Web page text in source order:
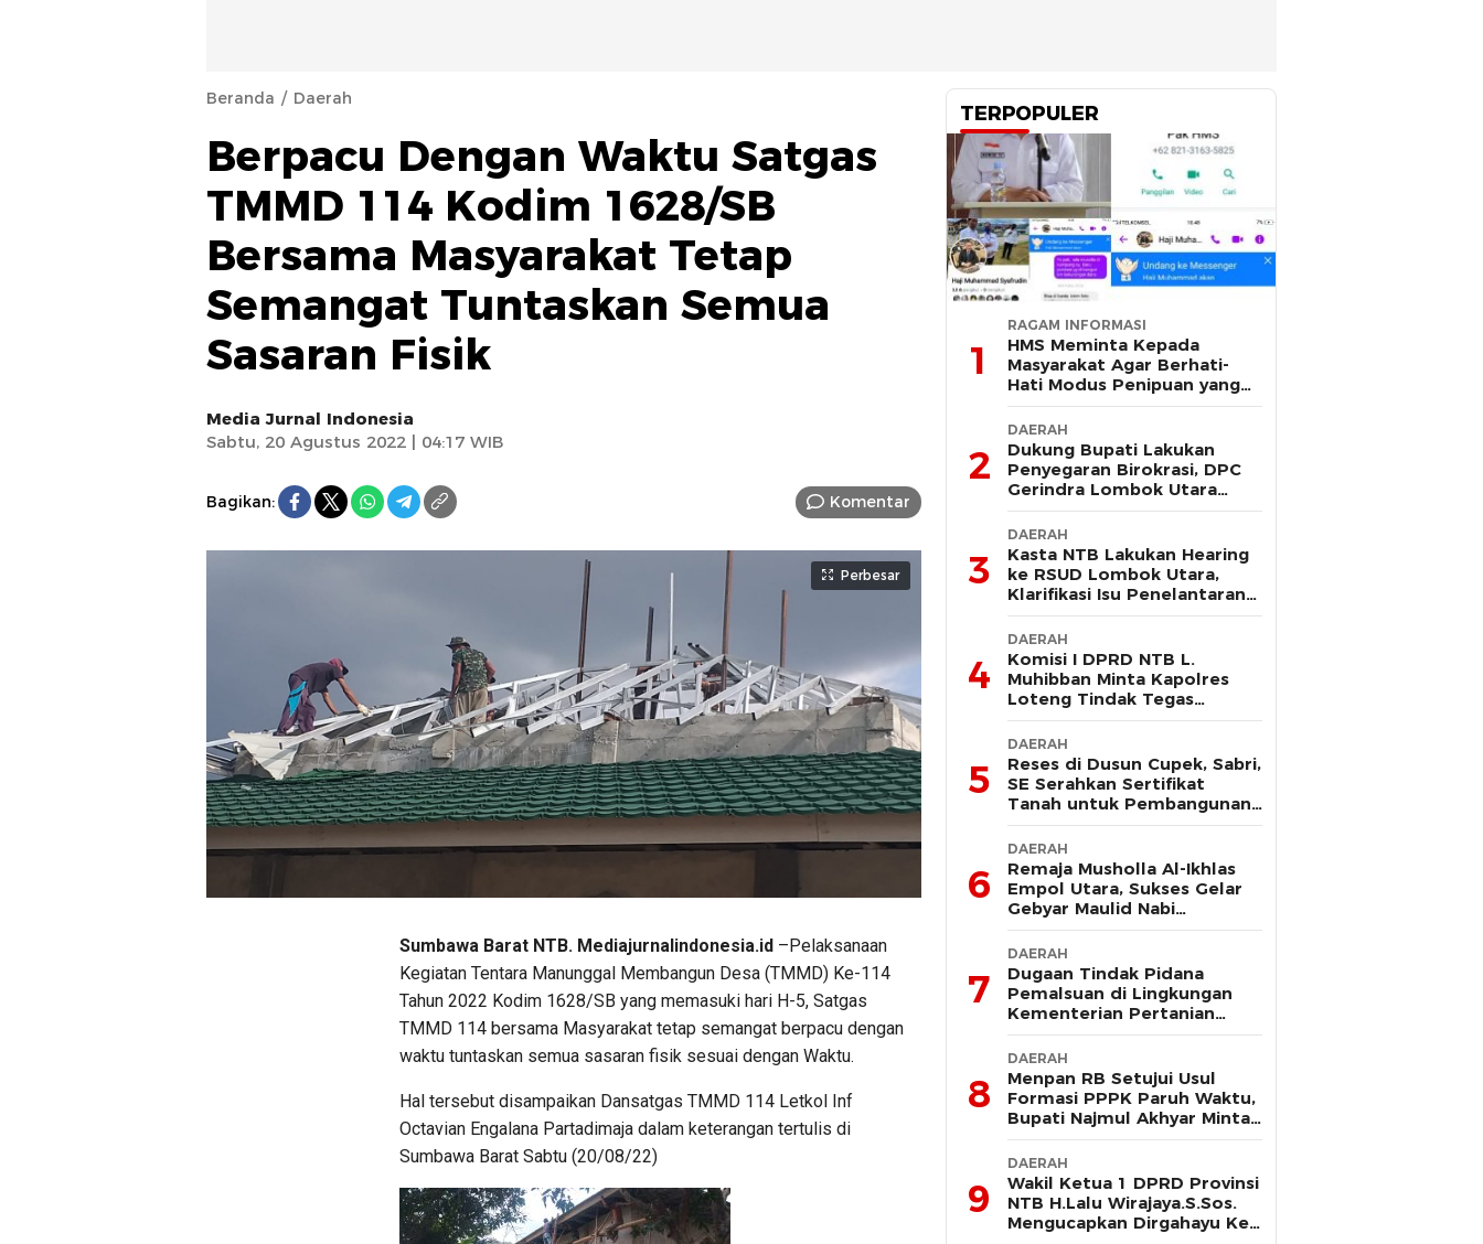
Beranda Daerah
Berpacu Dengan Waktu Satgas
TMMD 114 Kodim 1628/SB
Bersama Masyarakat Tetap
Semangat Tuntaskan Semua
Sasaran Fisik
Media Jurnal Indonesia
Sabtu, 20 Agustus 2022 | 04:17 WIB
Bagikan: Komentar
Perbesar
Sumbawa Barat NTB. Mediajurnalindonesia.id –Pelaksanaan
Kegiatan Tentara Manunggal Membangun Desa (TMMD) Ke-114
Tahun 2022 Kodim 1628/SB yang memasuki hari H-5, Satgas
TMMD 114 bersama Masyarakat tetap semangat berpacu dengan
waktu tuntaskan semua sasaran fisik sesuai dengan Waktu.
Hal tersebut disampaikan Dansatgas TMMD 114 Letkol Inf
Octavian Engalana Partadimaja dalam keterangan tertulis di
Sumbawa Barat Sabtu (20/08/22)
TERPOPULER
1
RAGAM INFORMASI
HMS Meminta Kepada
Masyarakat Agar Berhati-
Hati Modus Penipuan yang
Mengatasnamakan Dirinya
2
DAERAH
Dukung Bupati Lakukan
Penyegaran Birokrasi, DPC
Gerindra Lombok Utara
Sebut Tak Ada Pelanggaran
3
DAERAH
Kasta NTB Lakukan Hearing
ke RSUD Lombok Utara,
Klarifikasi Isu Penelantaran
Ibu Hamil
4
DAERAH
Komisi I DPRD NTB L.
Muhibban Minta Kapolres
Loteng Tindak Tegas
Premanisme DC PT. LNI
5
DAERAH
Reses di Dusun Cupek, Sabri,
SE Serahkan Sertifikat
Tanah untuk Pembangunan
Musholla
6
DAERAH
Remaja Musholla Al-Ikhlas
Empol Utara, Sukses Gelar
Gebyar Maulid Nabi
Muhammad Saw
7
DAERAH
Dugaan Tindak Pidana
Pemalsuan di Lingkungan
Kementerian Pertanian
Kembali Mencuat, Saksi
Kunci Mangkir Panggilan
Polisi
8
DAERAH
Menpan RB Setujui Usul
Formasi PPPK Paruh Waktu,
Bupati Najmul Akhyar Minta
Non ASN Segera Lengkapi
Dokumen
9
DAERAH
Wakil Ketua 1 DPRD Provinsi
NTB H.Lalu Wirajaya.S.Sos.
Mengucapkan Dirgahayu Ke-